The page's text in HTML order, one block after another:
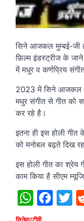
सिने आजकल मुम्बई-जी
फ़िल्म इंडस्ट्रीज के जाने
में मधुर व कर्णप्रिय
2023 में सिने आजकल के
मधुर संगीत से गीत को
कर रहे है।
इतना ही इस होली
को मनोबल बढ़ते दिख
इस होली गीत का श्रेय
काम किया है सीएम